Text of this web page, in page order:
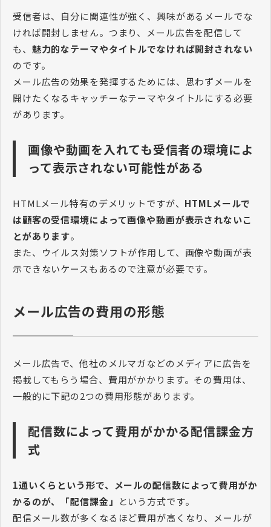
受信者は、自分に関連性が強く、興味があるメールでな
ければ開封しません。つまり、メール広告を配信して
も、 魅力的なテーマやタイトルでなければ開封されない
のです。
メール広告の効果を発揮するためには、思わずメールを
開けたくなるキャッチーなテーマやタイトルにする必要
があります。
画像や動画を入れても受信者の環境によ
って表示されない可能性がある
HTMLメール特有のデメリットですが、 HTMLメールで
は顧客の受信環境によって画像や動画が表示されないこ
とがあります。
また、ウイルス対策ソフトが作用して、画像や動画が表
示できないケースもあるので注意が必要です。
メール広告の費用の形態
メール広告で、他社のメルマガなどのメディアに広告を
掲載してもらう場合、費用がかかります。その費用は、
一般的に下記の2つの費用形態があります。
配信数によって費用がかかる配信課金方
式
1通いくらという形で、メールの配信数によって費用がか
かるのが、「配信課金」
という方式です。
配信メール数が多くなるほど費用が高くなり、メールが